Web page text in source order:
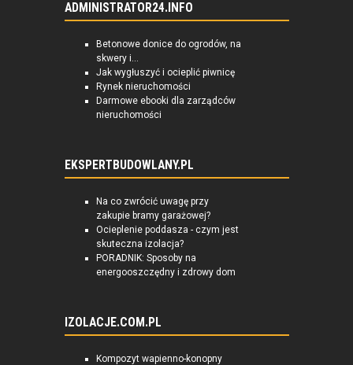
ADMINISTRATOR24.INFO
Betonowe donice do ogrodów, na
skwery i...
Jak wygłuszyć i ocieplić piwnicę
Rynek nieruchomości
Darmowe ebooki dla zarządców
nieruchomości
EKSPERTBUDOWLANY.PL
Na co zwrócić uwagę przy
zakupie bramy garażowej?
Ocieplenie poddasza - czym jest
skuteczna izolacja?
PORADNIK: Sposoby na
energooszczędny i zdrowy dom
IZOLACJE.COM.PL
Kompozyt wapienno-konopny